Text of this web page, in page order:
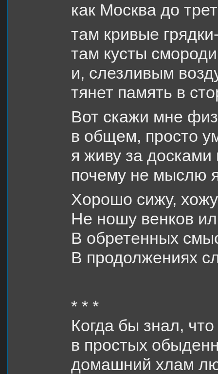
как Москва до
там кривые
там кусты
и, слезливым
тянет память в
Вот скажи мне
в общем, просто
я живу за досками
почему не мыслю
Хорошо сижу,
Не ношу венков
В обретенных
В продолжениях
* * *
Когда бы знал,
в простых
домашний хлам